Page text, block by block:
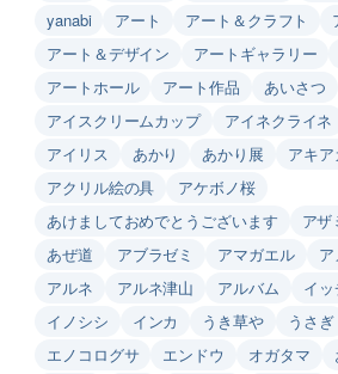
yanabi
アート アート＆クラフト
アート＆デザイン
アートギャラリー
アートホール
アート作品
あいさつ
アイスクリームカップ
アイネクライネ
アイリス
あかり あかり展
アキ
アクリル絵の具
アケボノ桜
あけましておめでとうございます
アザ
あぜ道
アブラゼミ アマガエル
アルネ
アルネ津山 アルバム イ
イノシシ
インカ うき草や うさぎ
エノコログサ
エンドウ オガタマ